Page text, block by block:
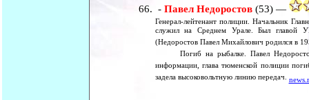
- Павел Недоростов (53) —
Генерал-лейтенант полиции. Начальник
служил на Среднем Урале. Был главой
(Недоростов Павел Михайлович родился в
Погиб на рыбалке. Павел Недоростов
информации, глава тюменской полиции
задела высоковольтную линию передач.